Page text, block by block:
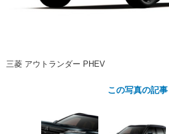
フィルム・ラッピング
ストップ 不具合修理＆粗悪修理
カーメーカー「旧車」関連プロジ
イベント
三菱 アウトランダー PHEV
この写真の記事